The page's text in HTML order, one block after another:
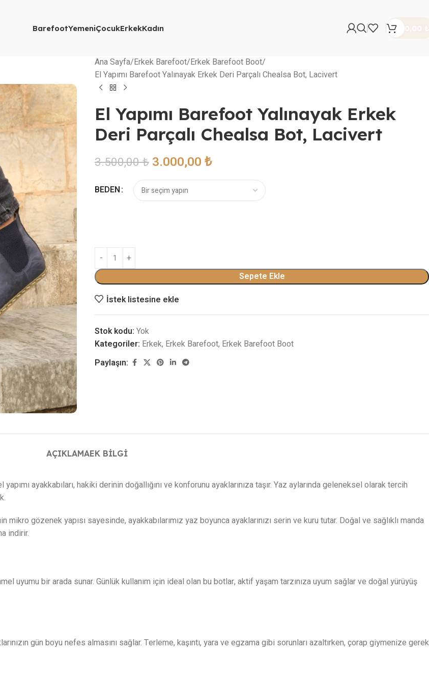
BarefootYemeniÇocukErkekKadın
Ana Sayfa Erkek Barefoot Erkek Barefoot Boot
El Yapımı Barefoot Yalınayak Erkek Deri Parçalı Chealsa Bot, Lacivert
El Yapımı Barefoot Yalınayak Erkek
Deri Parçalı Chealsa Bot, Lacivert
3.500,00₺ 3.000,00₺
BEDEN
Sepete Ekle
İstek listesine ekle
Stok kodu: Yok
Kategoriler: Erkek, Erkek Barefoot, Erkek Barefoot Boot
Paylaşın:
AÇIKLAMAEK BILGI
ayakkabıları, hakiki derinin doğallığını ve konforunu ayaklarınıza taşır. Yaz aylarında geleneksel olarak tercih
mikro gözenek yapısı sayesinde, ayakkabılarımız yaz boyunca ayaklarınızı serin ve kuru tutar. Doğal ve sağlıklı manda
indirir.
uyumu bir arada sunar. Günlük kullanım için ideal olan bu botlar, aktif yaşam tarzınıza uyum sağlar ve doğal yürüyüş
gün boyu nefes almasını sağlar. Terleme, kaşıntı, yara ve egzama gibi sorunları azaltırken, çorap giymenize gerek